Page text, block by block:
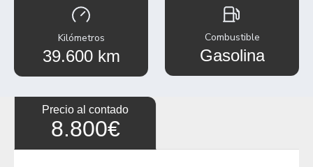
Kilómetros
39.600 km
Combustible
Gasolina
Precio al contado
8.800€